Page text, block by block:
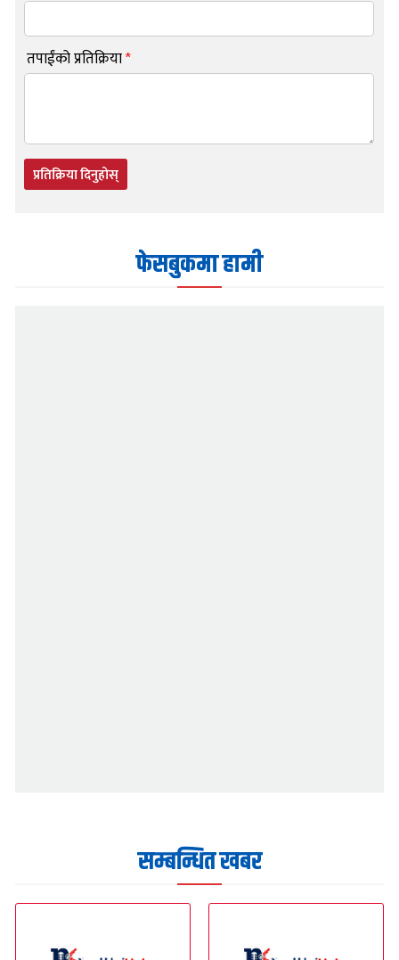
तपाईंको प्रतिक्रिया*
प्रतिक्रिया दिनुहोस्
फेसबुकमा हामी
सम्बन्धित खबर